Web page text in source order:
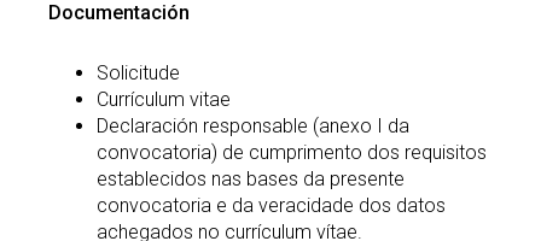
Documentación
Solicitude
Currículum vitae
Declaración responsable (anexo I da
convocatoria) de cumprimento dos requisitos
establecidos nas bases da presente
convocatoria e da veracidade dos datos
achegados no currículum vítae.